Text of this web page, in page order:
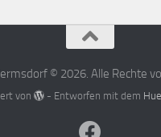
© 2026. Alle Rechte
von - Entworfen mit dem